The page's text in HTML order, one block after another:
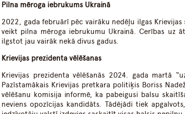
Pilna mēroga iebrukums Ukrainā
2022, gada februārī pēc vairāku nedēļu ilgas
veikt pilna mēroga iebrukumu Ukrainā. Cerības uz
ilgstot jau vairāk nekā divus gadus.
Krievijas prezidenta vēlēšanas
Krievijas prezidenta vēlēšanās 2024. gada martā
Pazīstamākais Krievijas pretkara politiķis Boriss
vēlēšanu komisija informē, ka pabeigusi balsu
neviens opozīcijas kandidāts. Tādējādi tiek